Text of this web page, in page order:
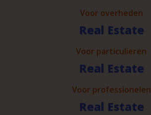
Voor overheden
Real Estate
Voor particulieren
Real Estate
Voor professionelen
Real Estate